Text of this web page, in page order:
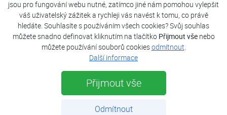
jsou pro fungování webu nutné, zatímco jiné nám pomohou vylepšit
váš uživatelský zážitek a rychleji vás navést k tomu, co právě
hledáte. Souhlasíte s používáním všech cookies? Svůj souhlas
můžete snadno definovat kliknutím na tlačítko Přijmout všenebo
můžete používání souborů cookiesodmítnout.
Další informace
Přijmout vše
Odmítnout
talířovými ventily, termostatické směšovací ventily, dochází
k zanášení ohřívačů vody, splachovačů, kotlů topení,
radiátorů, čerpadel, praček nebo myček. Aby se zabránilo
korozi a usazování, je filtrace vody nutná.
Řada filtrů JUDO PROFIMAT PLUS se zpětným proplachem
je určena pro domácnosti i průmysl s vysokým průtokovým
výkonem od 4 do 200m3 / hod. (3/4" - DN200).
Patentovaný ochranný filtr se zpětným proplachem účinně
a ekonomicky chrání vodovodní potrubí, armatury a jiná